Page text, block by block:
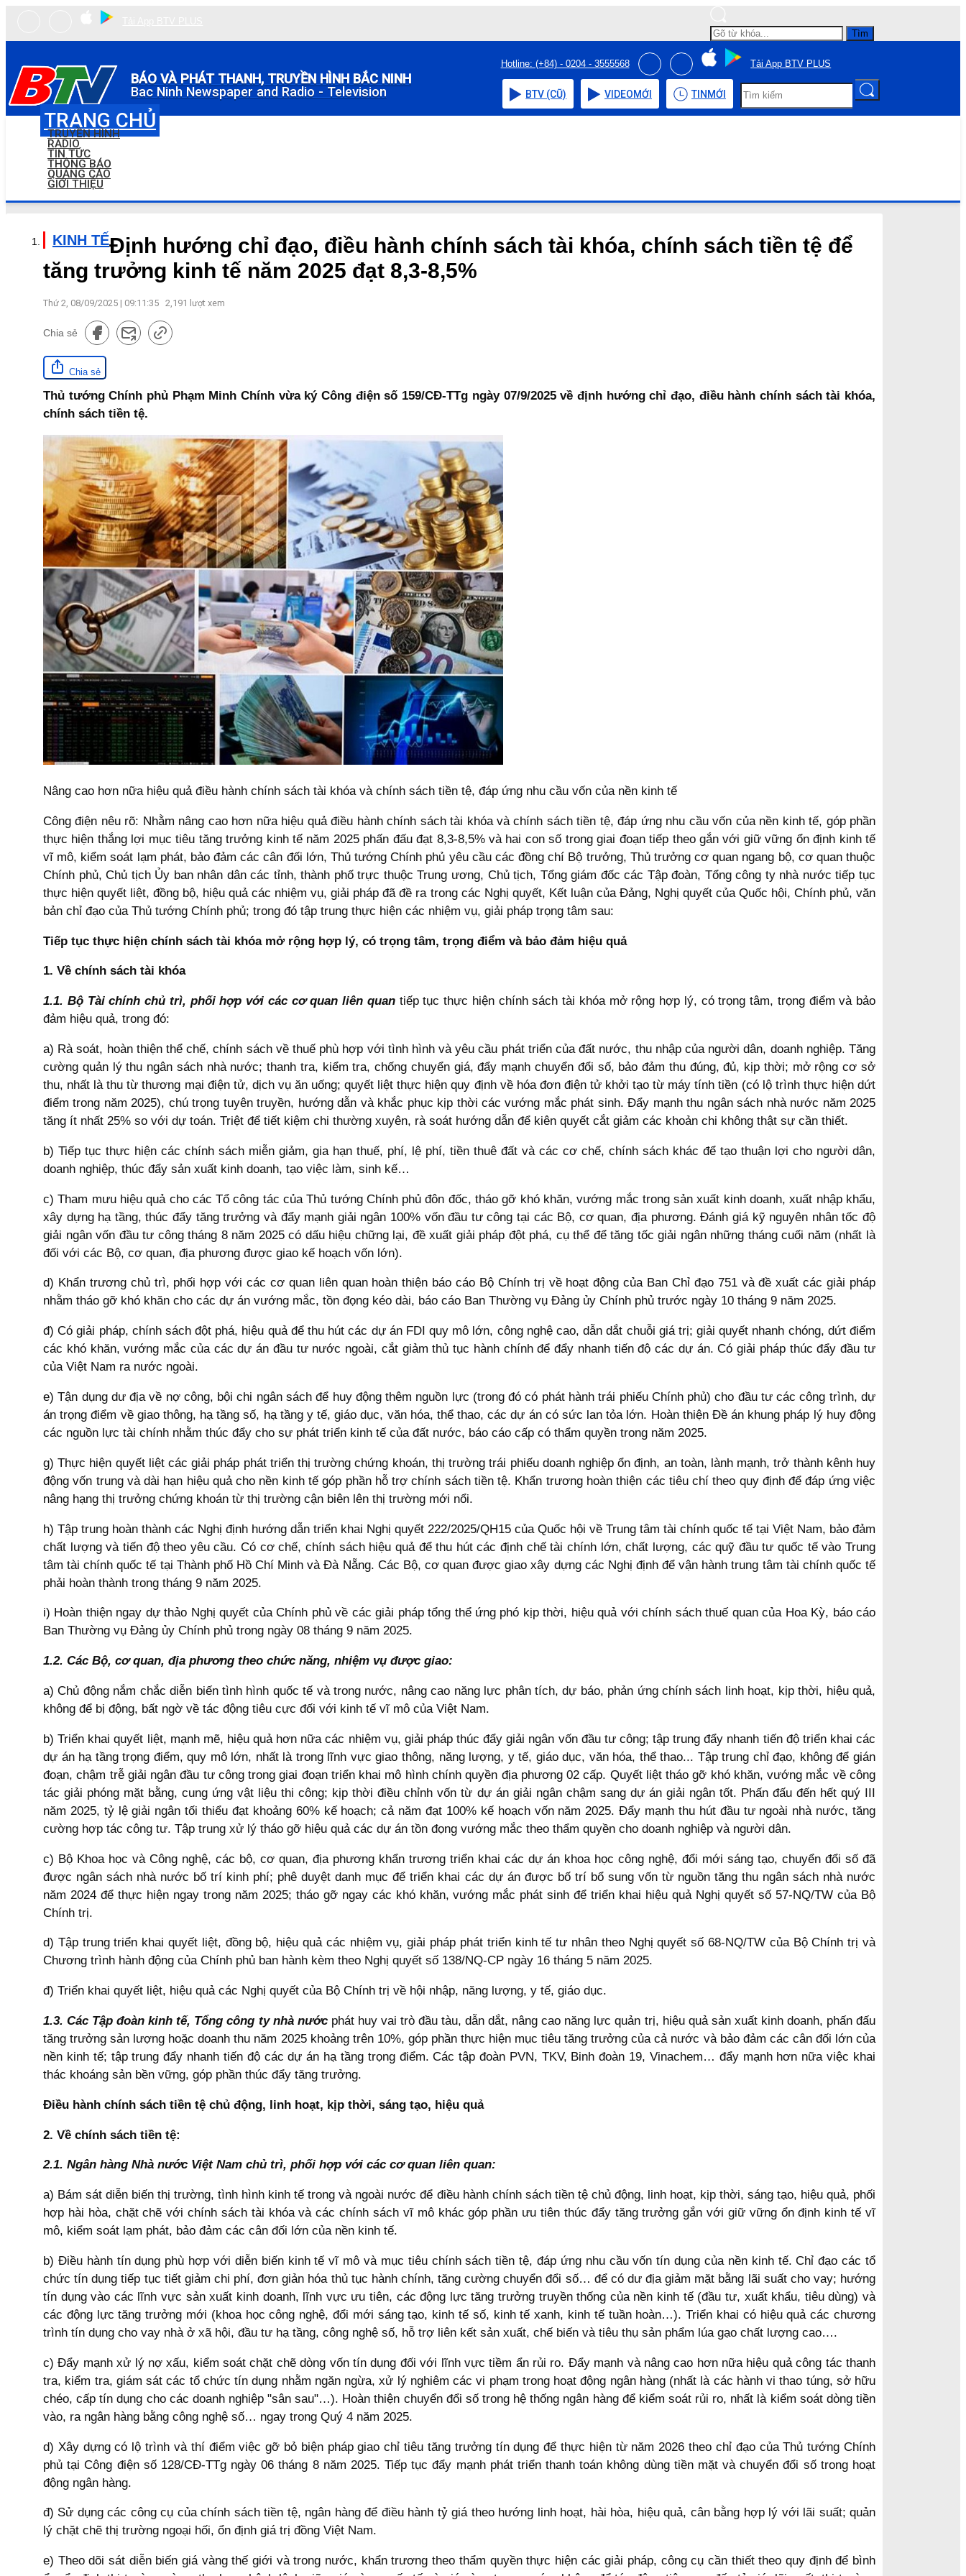
Tìm
BÁO VÀ PHÁT THANH, TRUYỀN HÌNH BẮC NINH
Bac Ninh Newspaper and Radio - Television
Hotline: (+84) - 0204 - 3555568 Tải App BTV PLUS
BTV (CŨ) VIDEOMỚI TIN MỚI
TRANG CHỦ
TRUYỀN HÌNH
RADIO
TIN TỨC
THÔNG BÁO
QUẢNG CÁO
GIỚI THIỆU
KINH TẾĐịnh hướng chỉ đạo, điều hành chính sách tài khóa, chính sách tiền tệ để
tăng trưởng kinh tế năm 2025 đạt 8,3-8,5%
Thứ 2, 08/09/2025 | 09:11:35 2,191 lượt xem
Chia sẻ
Chia sẻ
Thủ tướng Chính phủ Phạm Minh Chính vừa ký Công điện số 159/CĐ-TTg ngày 07/9/2025 về định hướng chỉ đạo, điều hành chính sách tài khóa,
chính sách tiền tệ.
Nâng cao hơn nữa hiệu quả điều hành chính sách tài khóa và chính sách tiền tệ, đáp ứng nhu cầu vốn của nền kinh tế
Công điện nêu rõ: Nhằm nâng cao hơn nữa hiệu quả điều hành chính sách tài khóa và chính sách tiền tệ, đáp ứng nhu cầu vốn của nền kinh tế, góp phần
thực hiện thắng lợi mục tiêu tăng trưởng kinh tế năm 2025 phấn đấu đạt 8,3-8,5% và hai con số trong giai đoạn tiếp theo gắn với giữ vững ổn định kinh tế
vĩ mô, kiểm soát lạm phát, bảo đảm các cân đối lớn, Thủ tướng Chính phủ yêu cầu các đồng chí Bộ trưởng, Thủ trưởng cơ quan ngang bộ, cơ quan thuộc
Chính phủ, Chủ tịch Ủy ban nhân dân các tỉnh, thành phố trực thuộc Trung ương, Chủ tịch, Tổng giám đốc các Tập đoàn, Tổng công ty nhà nước tiếp tục
thực hiện quyết liệt, đồng bộ, hiệu quả các nhiệm vụ, giải pháp đã đề ra trong các Nghị quyết, Kết luận của Đảng, Nghị quyết của Quốc hội, Chính phủ, văn
bản chỉ đạo của Thủ tướng Chính phủ; trong đó tập trung thực hiện các nhiệm vụ, giải pháp trọng tâm sau:
Tiếp tục thực hiện chính sách tài khóa mở rộng hợp lý, có trọng tâm, trọng điểm và bảo đảm hiệu quả
1. Về chính sách tài khóa
1.1. Bộ Tài chính chủ trì, phối hợp với các cơ quan liên quan tiếp tục thực hiện chính sách tài khóa mở rộng hợp lý, có trọng tâm, trọng điểm và bảo
đảm hiệu quả, trong đó:
a) Rà soát, hoàn thiện thể chế, chính sách về thuế phù hợp với tình hình và yêu cầu phát triển của đất nước, thu nhập của người dân, doanh nghiệp. Tăng
cường quản lý thu ngân sách nhà nước; thanh tra, kiểm tra, chống chuyển giá, đẩy mạnh chuyển đổi số, bảo đảm thu đúng, đủ, kịp thời; mở rộng cơ sở
thu, nhất là thu từ thương mại điện tử, dịch vụ ăn uống; quyết liệt thực hiện quy định về hóa đơn điện tử khởi tạo từ máy tính tiền (có lộ trình thực hiện dứt
điểm trong năm 2025), chú trọng tuyên truyền, hướng dẫn và khắc phục kịp thời các vướng mắc phát sinh. Đẩy mạnh thu ngân sách nhà nước năm 2025
tăng ít nhất 25% so với dự toán. Triệt để tiết kiệm chi thường xuyên, rà soát hướng dẫn để kiên quyết cắt giảm các khoản chi không thật sự cần thiết.
b) Tiếp tục thực hiện các chính sách miễn giảm, gia hạn thuế, phí, lệ phí, tiền thuê đất và các cơ chế, chính sách khác để tạo thuận lợi cho người dân,
doanh nghiệp, thúc đẩy sản xuất kinh doanh, tạo việc làm, sinh kế…
c) Tham mưu hiệu quả cho các Tổ công tác của Thủ tướng Chính phủ đôn đốc, tháo gỡ khó khăn, vướng mắc trong sản xuất kinh doanh, xuất nhập khẩu,
xây dựng hạ tầng, thúc đẩy tăng trưởng và đẩy mạnh giải ngân 100% vốn đầu tư công tại các Bộ, cơ quan, địa phương. Đánh giá kỹ nguyên nhân tốc độ
giải ngân vốn đầu tư công tháng 8 năm 2025 có dấu hiệu chững lại, đề xuất giải pháp đột phá, cụ thể để tăng tốc giải ngân những tháng cuối năm (nhất là
đối với các Bộ, cơ quan, địa phương được giao kế hoạch vốn lớn).
d) Khẩn trương chủ trì, phối hợp với các cơ quan liên quan hoàn thiện báo cáo Bộ Chính trị về hoạt động của Ban Chỉ đạo 751 và đề xuất các giải pháp
nhằm tháo gỡ khó khăn cho các dự án vướng mắc, tồn đọng kéo dài, báo cáo Ban Thường vụ Đảng ủy Chính phủ trước ngày 10 tháng 9 năm 2025.
đ) Có giải pháp, chính sách đột phá, hiệu quả để thu hút các dự án FDI quy mô lớn, công nghệ cao, dẫn dắt chuỗi giá trị; giải quyết nhanh chóng, dứt điểm
các khó khăn, vướng mắc của các dự án đầu tư nước ngoài, cắt giảm thủ tục hành chính để đẩy nhanh tiến độ các dự án. Có giải pháp thúc đẩy đầu tư
của Việt Nam ra nước ngoài.
e) Tận dụng dư địa về nợ công, bội chi ngân sách để huy động thêm nguồn lực (trong đó có phát hành trái phiếu Chính phủ) cho đầu tư các công trình, dự
án trọng điểm về giao thông, hạ tầng số, hạ tầng y tế, giáo dục, văn hóa, thể thao, các dự án có sức lan tỏa lớn. Hoàn thiện Đề án khung pháp lý huy động
các nguồn lực tài chính nhằm thúc đẩy cho sự phát triển kinh tế của đất nước, báo cáo cấp có thẩm quyền trong năm 2025.
g) Thực hiện quyết liệt các giải pháp phát triển thị trường chứng khoán, thị trường trái phiếu doanh nghiệp ổn định, an toàn, lành mạnh, trở thành kênh huy
động vốn trung và dài hạn hiệu quả cho nền kinh tế góp phần hỗ trợ chính sách tiền tệ. Khẩn trương hoàn thiện các tiêu chí theo quy định để đáp ứng việc
nâng hạng thị trưởng chứng khoán từ thị trường cận biên lên thị trường mới nổi.
h) Tập trung hoàn thành các Nghị định hướng dẫn triển khai Nghị quyết 222/2025/QH15 của Quốc hội về Trung tâm tài chính quốc tế tại Việt Nam, bảo đảm
chất lượng và tiến độ theo yêu cầu. Có cơ chế, chính sách hiệu quả để thu hút các định chế tài chính lớn, chất lượng, các quỹ đầu tư quốc tế vào Trung
tâm tài chính quốc tế tại Thành phố Hồ Chí Minh và Đà Nẵng. Các Bộ, cơ quan được giao xây dựng các Nghị định để vận hành trung tâm tài chính quốc tế
phải hoàn thành trong tháng 9 năm 2025.
i) Hoàn thiện ngay dự thảo Nghị quyết của Chính phủ về các giải pháp tổng thể ứng phó kịp thời, hiệu quả với chính sách thuế quan của Hoa Kỳ, báo cáo
Ban Thường vụ Đảng ủy Chính phủ trong ngày 08 tháng 9 năm 2025.
1.2. Các Bộ, cơ quan, địa phương theo chức năng, nhiệm vụ được giao:
a) Chủ động nắm chắc diễn biến tình hình quốc tế và trong nước, nâng cao năng lực phân tích, dự báo, phản ứng chính sách linh hoạt, kịp thời, hiệu quả,
không để bị động, bất ngờ về tác động tiêu cực đối với kinh tế vĩ mô của Việt Nam.
b) Triển khai quyết liệt, mạnh mẽ, hiệu quả hơn nữa các nhiệm vụ, giải pháp thúc đẩy giải ngân vốn đầu tư công; tập trung đẩy nhanh tiến độ triển khai các
dự án hạ tầng trọng điểm, quy mô lớn, nhất là trong lĩnh vực giao thông, năng lượng, y tế, giáo dục, văn hóa, thể thao... Tập trung chỉ đạo, không để gián
đoạn, chậm trễ giải ngân đầu tư công trong giai đoạn triển khai mô hình chính quyền địa phương 02 cấp. Quyết liệt tháo gỡ khó khăn, vướng mắc về công
tác giải phóng mặt bằng, cung ứng vật liệu thi công; kịp thời điều chỉnh vốn từ dự án giải ngân chậm sang dự án giải ngân tốt. Phấn đấu đến hết quý III
năm 2025, tỷ lệ giải ngân tối thiểu đạt khoảng 60% kế hoạch; cả năm đạt 100% kế hoạch vốn năm 2025. Đẩy mạnh thu hút đầu tư ngoài nhà nước, tăng
cường hợp tác công tư. Tập trung xử lý tháo gỡ hiệu quả các dự án tồn đọng vướng mắc theo thẩm quyền cho doanh nghiệp và người dân.
c) Bộ Khoa học và Công nghệ, các bộ, cơ quan, địa phương khẩn trương triển khai các dự án khoa học công nghệ, đổi mới sáng tạo, chuyển đổi số đã
được ngân sách nhà nước bố trí kinh phí; phê duyệt danh mục để triển khai các dự án được bố trí bổ sung vốn từ nguồn tăng thu ngân sách nhà nước
năm 2024 để thực hiện ngay trong năm 2025; tháo gỡ ngay các khó khăn, vướng mắc phát sinh để triển khai hiệu quả Nghị quyết số 57-NQ/TW của Bộ
Chính trị.
d) Tập trung triển khai quyết liệt, đồng bộ, hiệu quả các nhiệm vụ, giải pháp phát triển kinh tế tư nhân theo Nghị quyết số 68-NQ/TW của Bộ Chính trị và
Chương trình hành động của Chính phủ ban hành kèm theo Nghị quyết số 138/NQ-CP ngày 16 tháng 5 năm 2025.
đ) Triển khai quyết liệt, hiệu quả các Nghị quyết của Bộ Chính trị về hội nhập, năng lượng, y tế, giáo dục.
1.3. Các Tập đoàn kinh tế, Tổng công ty nhà nước phát huy vai trò đầu tàu, dẫn dắt, nâng cao năng lực quản trị, hiệu quả sản xuất kinh doanh, phấn đấu
tăng trưởng sản lượng hoặc doanh thu năm 2025 khoảng trên 10%, góp phần thực hiện mục tiêu tăng trưởng của cả nước và bảo đảm các cân đối lớn của
nền kinh tế; tập trung đẩy nhanh tiến độ các dự án hạ tầng trọng điểm. Các tập đoàn PVN, TKV, Binh đoàn 19, Vinachem… đẩy mạnh hơn nữa việc khai
thác khoáng sản bền vững, góp phần thúc đẩy tăng trưởng.
Điều hành chính sách tiền tệ chủ động, linh hoạt, kịp thời, sáng tạo, hiệu quả
2. Về chính sách tiền tệ:
2.1. Ngân hàng Nhà nước Việt Nam chủ trì, phối hợp với các cơ quan liên quan:
a) Bám sát diễn biến thị trường, tình hình kinh tế trong và ngoài nước để điều hành chính sách tiền tệ chủ động, linh hoạt, kịp thời, sáng tạo, hiệu quả, phối
hợp hài hòa, chặt chẽ với chính sách tài khóa và các chính sách vĩ mô khác góp phần ưu tiên thúc đẩy tăng trưởng gắn với giữ vững ổn định kinh tế vĩ
mô, kiểm soát lạm phát, bảo đảm các cân đối lớn của nền kinh tế.
b) Điều hành tín dụng phù hợp với diễn biến kinh tế vĩ mô và mục tiêu chính sách tiền tệ, đáp ứng nhu cầu vốn tín dụng của nền kinh tế. Chỉ đạo các tổ
chức tín dụng tiếp tục tiết giảm chi phí, đơn giản hóa thủ tục hành chính, tăng cường chuyển đổi số… để có dư địa giảm mặt bằng lãi suất cho vay; hướng
tín dụng vào các lĩnh vực sản xuất kinh doanh, lĩnh vực ưu tiên, các động lực tăng trưởng truyền thống của nền kinh tế (đầu tư, xuất khẩu, tiêu dùng) và
các động lực tăng trưởng mới (khoa học công nghệ, đổi mới sáng tạo, kinh tế số, kinh tế xanh, kinh tế tuần hoàn…). Triển khai có hiệu quả các chương
trình tín dụng cho vay nhà ở xã hội, đầu tư hạ tầng, công nghệ số, hỗ trợ liên kết sản xuất, chế biến và tiêu thụ sản phẩm lúa gạo chất lượng cao….
c) Đẩy mạnh xử lý nợ xấu, kiểm soát chặt chẽ dòng vốn tín dụng đối với lĩnh vực tiềm ẩn rủi ro. Đẩy mạnh và nâng cao hơn nữa hiệu quả công tác thanh
tra, kiểm tra, giám sát các tổ chức tín dụng nhằm ngăn ngừa, xử lý nghiêm các vi phạm trong hoạt động ngân hàng (nhất là các hành vi thao túng, sở hữu
chéo, cấp tín dụng cho các doanh nghiệp "sân sau"…). Hoàn thiện chuyển đổi số trong hệ thống ngân hàng để kiểm soát rủi ro, nhất là kiểm soát dòng tiền
vào, ra ngân hàng bằng công nghệ số… ngay trong Quý 4 năm 2025.
d) Xây dựng có lộ trình và thí điểm việc gỡ bỏ biện pháp giao chỉ tiêu tăng trưởng tín dụng để thực hiện từ năm 2026 theo chỉ đạo của Thủ tướng Chính
phủ tại Công điện số 128/CĐ-TTg ngày 06 tháng 8 năm 2025. Tiếp tục đẩy mạnh phát triển thanh toán không dùng tiền mặt và chuyển đổi số trong hoạt
động ngân hàng.
đ) Sử dụng các công cụ của chính sách tiền tệ, ngân hàng để điều hành tỷ giá theo hướng linh hoạt, hài hòa, hiệu quả, cân bằng hợp lý với lãi suất; quản
lý chặt chẽ thị trường ngoại hối, ổn định giá trị đồng Việt Nam.
e) Theo dõi sát diễn biến giá vàng thế giới và trong nước, khẩn trương theo thẩm quyền thực hiện các giải pháp, công cụ cần thiết theo quy định để bình